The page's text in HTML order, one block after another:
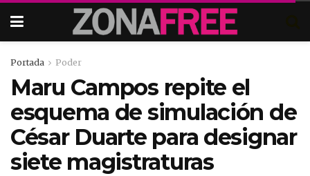
Portada Poder
Maru Campos repite el
esquema de simulación de
César Duarte para designar
siete magistraturas